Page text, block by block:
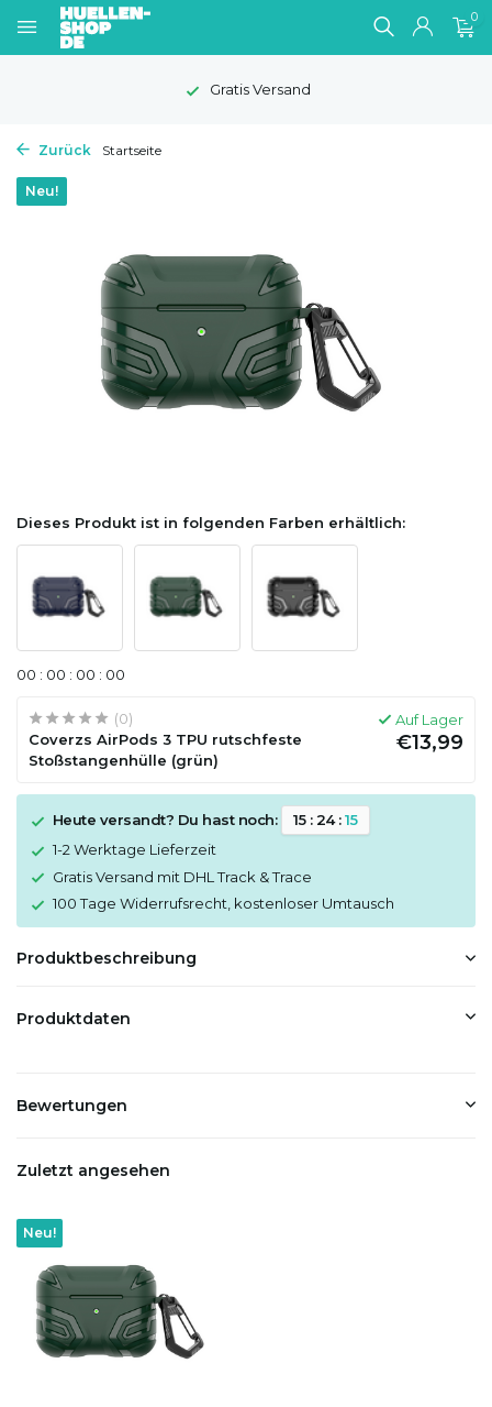
0
Gratis Versand
Zurück Startseite
Neu!
Dieses Produkt ist in folgenden Farben erhältlich:
00 : 00 : 00 : 00
(0)
Coverzs AirPods 3 TPU rutschfeste
Stoßstangenhülle (grün)
Auf Lager
€13,99
Heute versandt? Du hast noch: 15:24:15
1-2 Werktage Lieferzeit
Gratis Versand mit DHL Track & Trace
100 Tage Widerrufsrecht, kostenloser Umtausch
Produktbeschreibung
Produktdaten
Bewertungen
Zuletzt angesehen
Neu!